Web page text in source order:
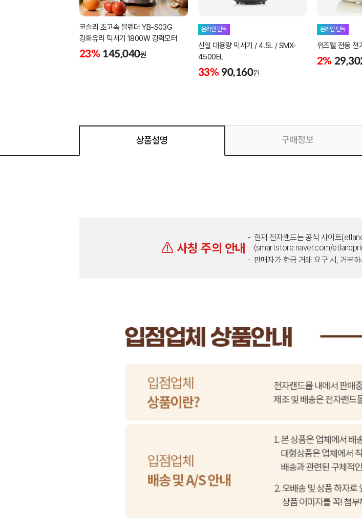
코슬리 초고속 블렌더 YB-S03G
강화유리 믹서기 1800W 강력모터
23% 145,040원
온라인 단독
신일 대용량 믹서기 / 4.5L / SMX-
4500EL
33% 90,160원
온라인 단독
위즈웰 전동
2%
상품설명 구매정보
사칭 주의 안내
현재 전자랜드는 공식 사이트
(smartstore.naver.com/
판매자가 현금 거래 요구 시, 거부